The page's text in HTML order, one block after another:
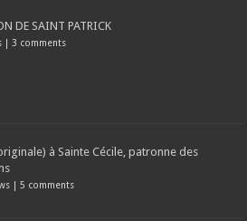
DE SAINT PATRICK
| 3 comments
à Sainte Cécile, patronne des
|5 comments